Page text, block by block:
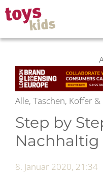
Zum
Inhalt
springen
Alle, Taschen, Koffer &
Step by
Nachhaltig
8. Januar 2020, 21:34